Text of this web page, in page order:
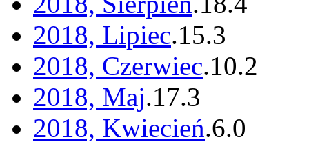
2018, Lipiec.15.3
2018, Czerwiec.10.2
2018, Maj.17.3
2018, Kwiecień.6.0